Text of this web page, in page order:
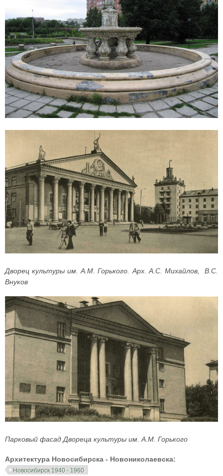
Дворец культуры им. А.М. Горького. Арх. А.С. Михайлов, В.С.
Внуков
Парковый фасад Двореца культуры им. А.М. Горького
Архитектура Новосибирска - Новониколаевска:
Новосибирск 1940 - 1960